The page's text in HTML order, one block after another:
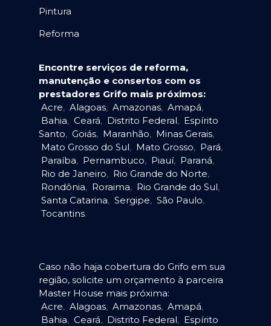
Pintura
Reforma
Encontre serviços de reforma,
manutenção e consertos com os
prestadores Grifo mais próximos:
Acre, Alagoas, Amazonas, Amapá,
Bahia, Ceará, Distrito Federal, Espírito
Santo, Goiás, Maranhão, Minas Gerais,
Mato Grosso do Sul, Mato Grosso, Pará,
Paraíba, Pernambuco, Piauí, Paraná,
Rio de Janeiro, Rio Grande do Norte,
Rondônia, Roraima, Rio Grande do Sul,
Santa Catarina, Sergipe, São Paulo,
Tocantins.
Caso não haja cobertura do Grifo em sua
região, solicite um orçamento à parceira
Master House mais próxima:
Acre, Alagoas, Amazonas, Amapá,
Bahia, Ceará, Distrito Federal, Espírito